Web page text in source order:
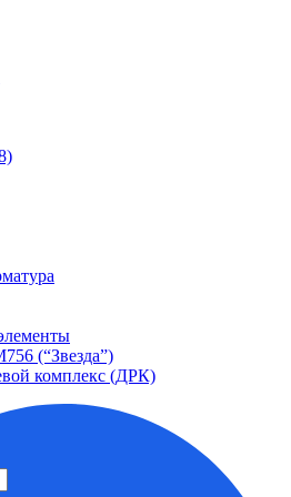
(“Звезда”)
комплекс (ДРК)